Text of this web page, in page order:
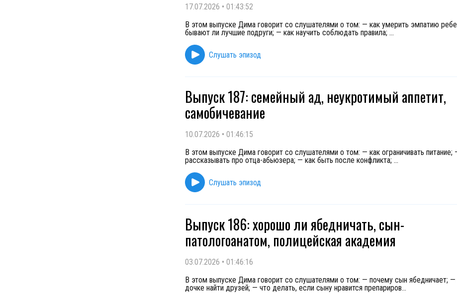
17.07.2026 • 01:43:52
В этом выпуске Дима говорит со слушателями о том: — как умерить эмпатию
бывают ли лучшие подруги; — как научить соблюдать правила; ...
Слушать эпизод
Выпуск 187: семейный ад, неукротимый аппетит,
самобичевание
10.07.2026 • 01:46:15
В этом выпуске Дима говорит со слушателями о том: — как ограничивать питание;
рассказывать про отца-абьюзера; — как быть после конфликта; ...
Слушать эпизод
Выпуск 186: хорошо ли ябедничать, сын-
патологоанатом, полицейская академия
03.07.2026 • 01:46:16
В этом выпуске Дима говорит со слушателями о том: — почему сын ябедничает; —
дочке найти друзей; — что делать, если сыну нравится препариров...